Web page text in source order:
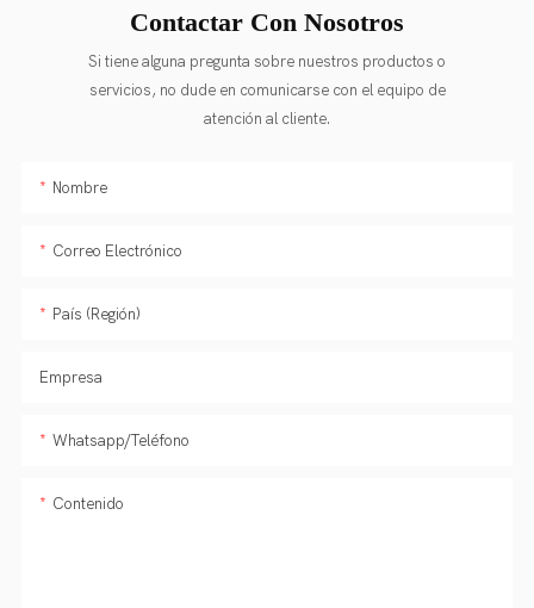
Contactar Con Nosotros
Si tiene alguna pregunta sobre nuestros productos o
servicios, no dude en comunicarse con el equipo de
atención al cliente.
Nombre
Correo Electrónico
País (Región)
Empresa
Whatsapp/Teléfono
Contenido